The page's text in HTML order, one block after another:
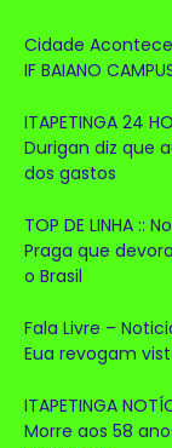
Cidade Acontece
IF BAIANO
ITAPETINGA 24
Durigan diz que
dos gastos
TOP DE LINHA ::
Praga que
o Brasil
Fala Livre –
Eua revogam
ITAPETINGA
Morre aos 58